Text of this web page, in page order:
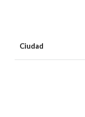
Ciudad